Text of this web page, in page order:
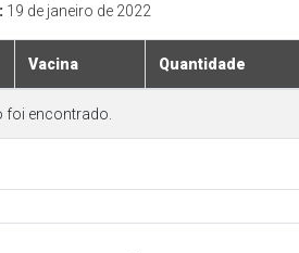
19 de janeiro de 2022
Vacina Quantidade
foi encontrado.